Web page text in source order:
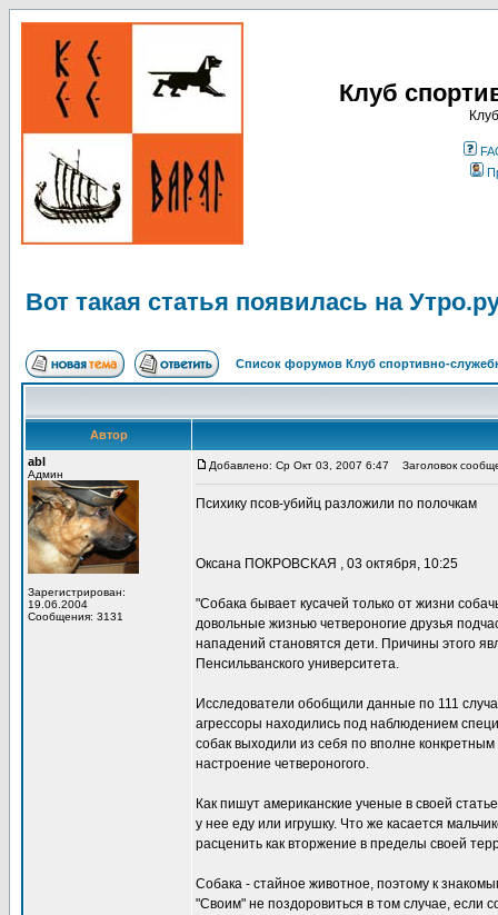
Клуб
Вот такая статья появилась на
Список форумов Клуб спортивно-
Автор
abl
Админ
Зарегистрирован:
19.06.2004
Сообщения: 3131
Добавлено: Ср Окт 03, 2007 6:47 Заголовок
Психику псов-убийц разложили по полочкам
Оксана ПОКРОВСКАЯ , 03 октября, 10:25
"Собака бывает кусачей только от жизни
довольные жизнью четвероногие друзья
нападений становятся дети. Причины этого
Пенсильванского университета.
Исследователи обобщили данные по 111
агрессоры находились под наблюдением
собак выходили из себя по вполне
настроение четвероногого.
Как пишут американские ученые в своей
у нее еду или игрушку. Что же касается
расценить как вторжение в пределы своей
Собака - стайное животное, поэтому к
"Своим" не поздоровиться в том случае, если